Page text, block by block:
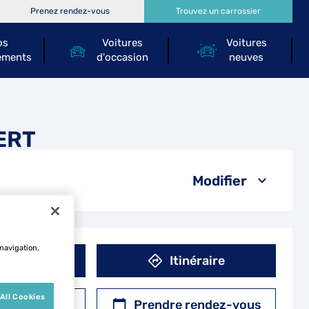
Voitures
d'occasion
Voitures
neuves
Prenez rendez-vous Trouvez un carrossier
Modifier
Itinéraire
Prendre rendez-vous
Cookies